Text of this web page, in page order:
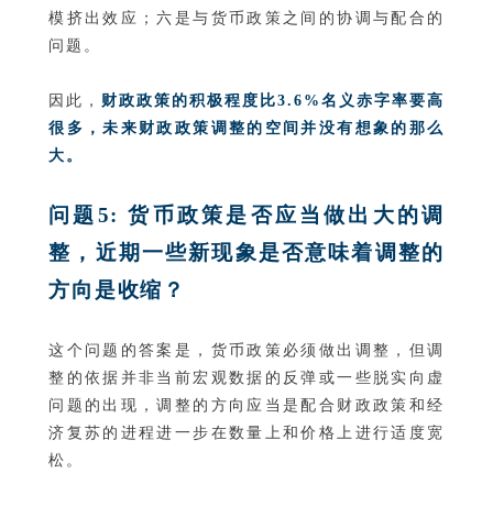
模挤出效应；六是与货币政策之间的协调与配合的
问题。
因此， 财政政策的积极程度比3.6%名义赤字率要高
很多，未来财政政策调整的空间并没有想象的那么
大。
问题5: 货币政策是否应当做出大的调
整，近期一些新现象是否意味着调整的
方向是收缩？
这个问题的答案是，货币政策必须做出调整，但调
整的依据并非当前宏观数据的反弹或一些脱实向虚
问题的出现，调整的方向应当是配合财政政策和经
济复苏的进程进一步在数量上和价格上进行适度宽
松。